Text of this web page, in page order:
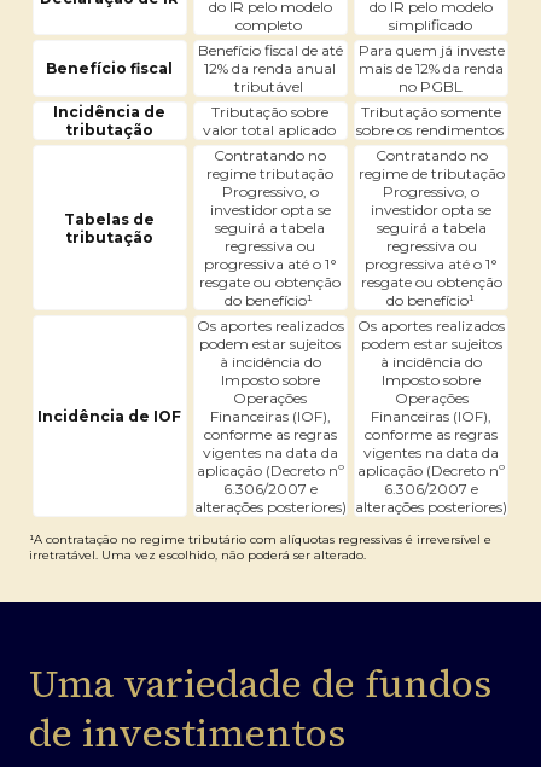
do IR pelo modelo
completo
do IR pelo modelo
simplificado
Benefício fiscal
Benefício fiscal de até
12% da renda anual
tributável
Para quem já investe
mais de 12% da renda
no PGBL
Incidência de
tributação
Tributação sobre
valor total aplicado
Tributação somente
sobre os rendimentos
Tabelas de
tributação
Contratando no
regime tributação
Progressivo, o
investidor opta se
seguirá a tabela
regressiva ou
progressiva até o 1°
resgate ou obtenção
do benefício¹
Contratando no
regime de tributação
Progressivo, o
investidor opta se
seguirá a tabela
regressiva ou
progressiva até o 1°
resgate ou obtenção
do benefício¹
Incidência de IOF
Os aportes realizados
podem estar sujeitos
à incidência do
Imposto sobre
Operações
Financeiras (IOF),
conforme as regras
vigentes na data da
aplicação (Decreto nº
6.306/2007 e
alterações posteriores)
Os aportes realizados
podem estar sujeitos
à incidência do
Imposto sobre
Operações
Financeiras (IOF),
conforme as regras
vigentes na data da
aplicação (Decreto nº
6.306/2007 e
alterações posteriores)
¹A contratação no regime tributário com alíquotas regressivas é irreversível e
irretratável. Uma vez escolhido, não poderá ser alterado.
Uma variedade de fundos
de investimentos